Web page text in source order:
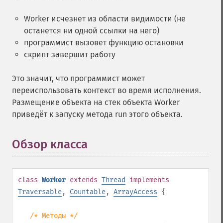
Worker исчезнет из области видимости (не
останется ни одной ссылки на него)
программист вызовет функцию остановки
скрипт завершит работу
Это значит, что программист может
переиспользовать контекст во время исполнения.
Размещение объекта на стек объекта Worker
приведёт к запуску метода run этого объекта.
Обзор класса
class Worker extends Thread
implements
Traversable, Countable, ArrayAccess {
/* Методы */